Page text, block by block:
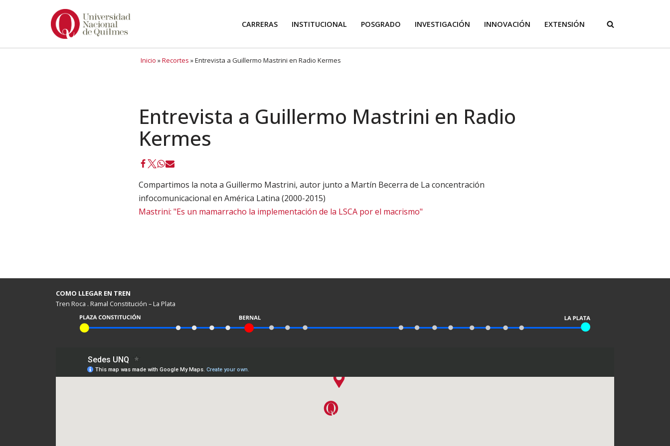
CARRERAS INSTITUCIONAL POSGRADO INVESTIGACIÓN INNOVACIÓN EXTENSIÓN
Inicio »Recortes »Entrevista a Guillermo Mastrini en Radio Kermes
Entrevista a Guillermo Mastrini en Radio
Kermes
Compartimos la nota a Guillermo Mastrini, autor junto a Martín Becerra de La concentración
infocomunicacional en América Latina (2000-2015)
Mastrini: "Es un mamarracho la implementación de la LSCA por el macrismo"
COMO LLEGAR EN TREN
Tren Roca . Ramal Constitución – La Plata